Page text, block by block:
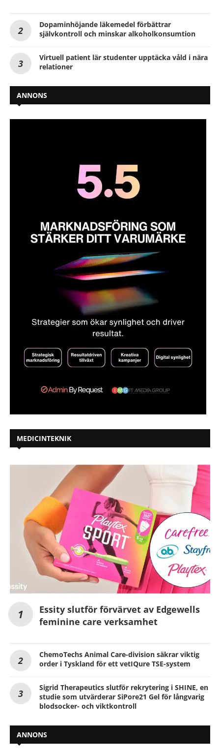
Dopaminhöjande läkemedel förbättrar
självkontroll och minskar alkoholkonsumtion
Virtuell patient lär studenter upptäcka våld i nära
relationer
ANNONS
MEDICINTEKNIK
Essity slutför förvärvet av Edgewells
feminine care verksamhet
ChemoTechs Animal Care-division säkrar viktig
order i Tyskland för ett vetIQure TSE-system
Sigrid Therapeutics slutför rekrytering i SHINE, en
studie som utvärderar SiPore21 Gel för långvarig
blodsocker- och viktkontroll
ANNONS